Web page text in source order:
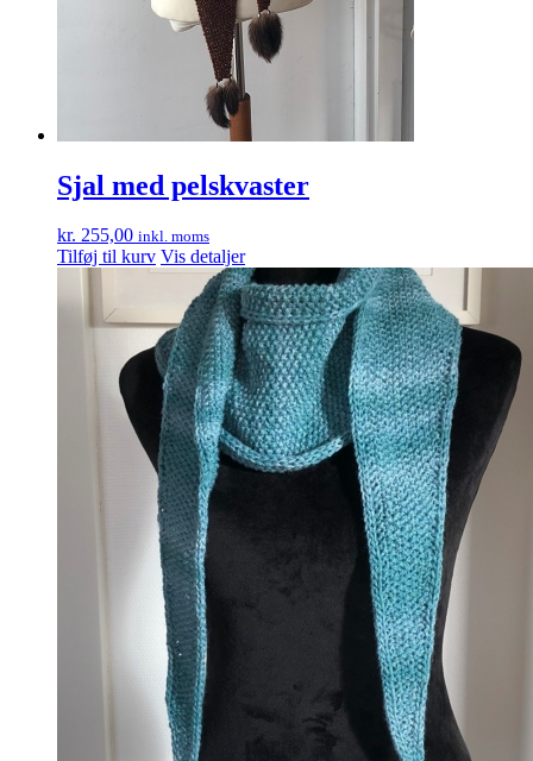
Sjal med pelskvaster
kr. 255,00 inkl. moms
Tilføj til kurv Vis detaljer